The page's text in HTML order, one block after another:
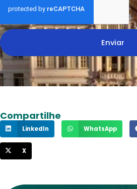
Enviar
Compartilhe
LinkedIn WhatsApp
X